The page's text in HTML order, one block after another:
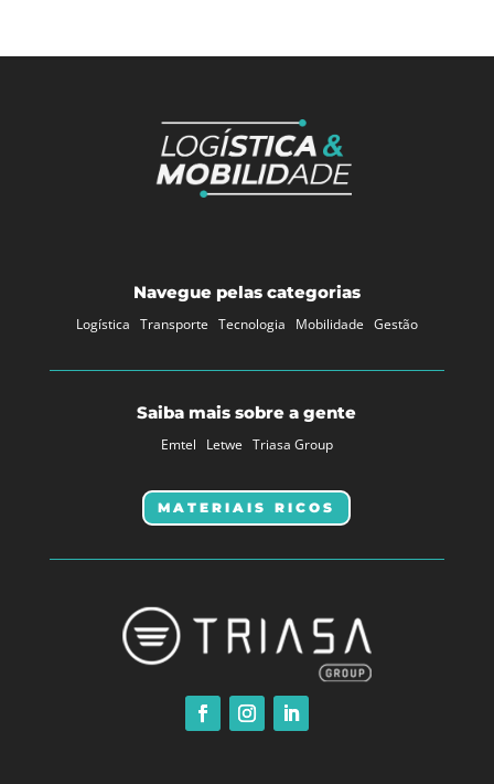
Navegue pelas categorias
Logística Transporte Tecnologia Mobilidade Gestão
Saiba mais sobre a gente
Emtel Letwe Triasa Group
MATERIAIS RICOS